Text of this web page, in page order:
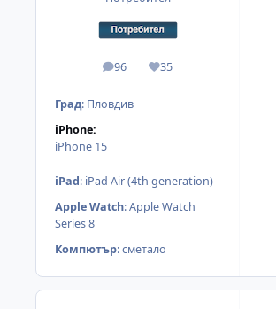
96
мнения 35
Reputation
Град: Пловдив
iPhone:
iPhone 15
iPad: iPad Air (4th generation)
Apple Watch:Apple Watch
Series 8
Компютър:сметало